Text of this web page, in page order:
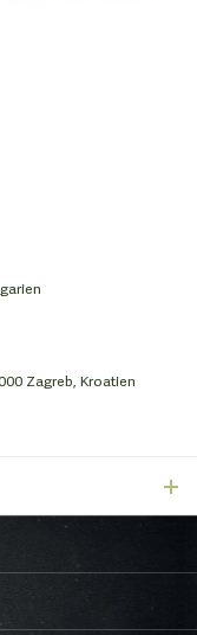
Zagreb, Kroatien